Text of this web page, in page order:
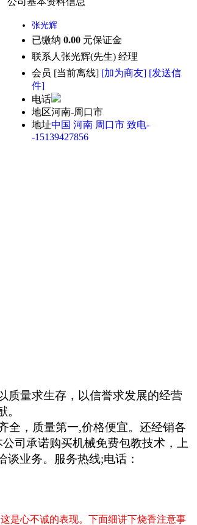
张光辉
已缴纳 0.00 元保证金
联系人 张光辉(先生) 经理
会员 [当前离线] [加为商友] [发送信
件]
电话
地区河南-周口市
地址中国 河南 周口市 致电-
-15139427856
量求生存，以信誉求发展的经营
，质量第一,价格便宜。还经销各
司承诺购买机械免费包教技术，上
业务。服务热线;电话：
是心不诚的表现。下面细讲下烧香注意事